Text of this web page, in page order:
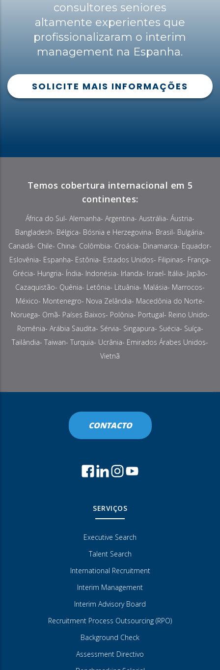
consultores seniores
altamente experientes que
profissionalizaram o interim
management na Espanha.
SOLICITE MAIS INFORMAÇÕES
Temos cobertura internacional em 5
continentes:
África do Sul- Alemanha- Argentina- Austrália- Áustria-
Bangladesh- Bélgica- Bósnia e Herzegovina- Brasil- Bulgária-
Canadá- Chile- China- Colômbia- Croácia- Dinamarca- Equador-
Eslovênia- Espanha- Estônia- Estados Unidos- Filipinas- França-
Grécia- Hungria- Índia- Indonésia- Irlanda- Israel- Itália- Japão-
Cazaquistão- Quênia- Letônia- Lituânia- Malásia- Marrocos-
México- Montenegro- Nova Zelândia- Macedônia do Norte-
Noruega- Omã- Países Baixos- Polônia- Portugal- Reino Unido-
Romênia- Arábia Saudita- Sérvia- Singapura- Suécia- Suíça-
Tailândia- Taiwan- Turquia- Ucrânia- Emirados Árabes Unidos-
Vietnã
CONTACTO
SERVIÇOS
Executive Search
Talent Search
International Recruitment
Interim Management
Interim Advisory Board
Recruitment Process Outsourcing (RPO)
Background Check
Assessment Directivo